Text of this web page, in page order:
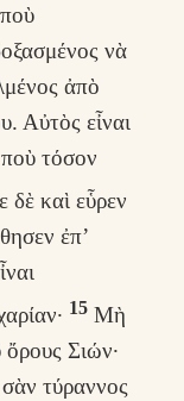
νὰ
ἀπὸ
Αὐτὸς εἶναι
τόσον
δὲ καὶ εὗρεν
ἐπ’
15 Μὴ
Σιών·
σὰν τύραννος